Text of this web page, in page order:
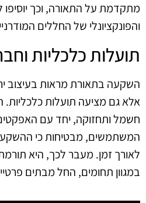
מתקדמת על התאורה, וכך
והפונקציונלי של החללים
תועלות כלכליות
השקעה בתאורת מראות בעיצוב
אלא גם מציעה תועלות כלכליות.
חשמל ותחזוקה, יחד עם
המשתמשים, מבטיחות כי
לאורך זמן. מעבר לכך, היא
במגוון תחומים, החל מבתים